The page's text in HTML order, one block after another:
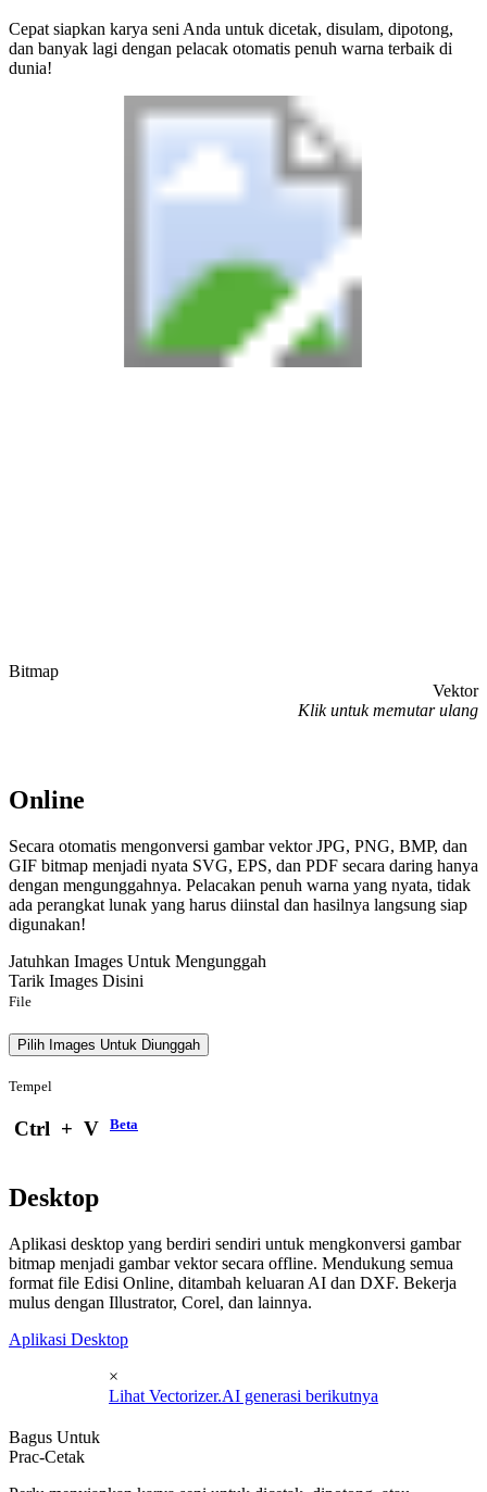
Cepat siapkan karya seni Anda untuk dicetak, disulam, dipotong,
dan banyak lagi dengan pelacak otomatis penuh warna terbaik di
dunia!
Bitmap
Vektor
Klik untuk memutar ulang
Online
Secara otomatis mengonversi gambar vektor JPG, PNG, BMP, dan
GIF bitmap menjadi nyata SVG, EPS, dan PDF secara daring hanya
dengan mengunggahnya. Pelacakan penuh warna yang nyata, tidak
ada perangkat lunak yang harus diinstal dan hasilnya langsung siap
digunakan!
Jatuhkan Images Untuk Mengunggah
Tarik Images Disini
File
Pilih Images Untuk Diunggah
Tempel
Ctrl + V Beta
Desktop
Aplikasi desktop yang berdiri sendiri untuk mengkonversi gambar
bitmap menjadi gambar vektor secara offline. Mendukung semua
format file Edisi Online, ditambah keluaran AI dan DXF. Bekerja
mulus dengan Illustrator, Corel, dan lainnya.
Aplikasi Desktop
×
Lihat Vectorizer.AI generasi berikutnya
Bagus Untuk
Prac-Cetak